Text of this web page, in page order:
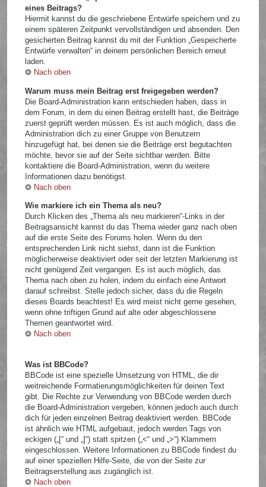
eines Beitrags?
Hiermit kannst du die geschriebene Entwürfe speichern und zu
einem späteren Zeitpunkt vervollständigen und absenden. Den
gesicherten Beitrag kannst du mit der Funktion „Gespeicherte
Entwürfe verwalten“ in deinem persönlichen Bereich erneut
laden.
Nach oben
Warum muss mein Beitrag erst freigegeben werden?
Die Board-Administration kann entschieden haben, dass in
dem Forum, in dem du einen Beitrag erstellt hast, die Beiträge
zuerst geprüft werden müssen. Es ist auch möglich, dass die
Administration dich zu einer Gruppe von Benutzern
hinzugefügt hat, bei denen sie die Beiträge erst begutachten
möchte, bevor sie auf der Seite sichtbar werden. Bitte
kontaktiere die Board-Administration, wenn du weitere
Informationen dazu benötigst.
Nach oben
Wie markiere ich ein Thema als neu?
Durch Klicken des „Thema als neu markieren“-Links in der
Beitragsansicht kannst du das Thema wieder ganz nach oben
auf die erste Seite des Forums holen. Wenn du den
entsprechenden Link nicht siehst, dann ist die Funktion
möglicherweise deaktiviert oder seit der letzten Markierung ist
nicht genügend Zeit vergangen. Es ist auch möglich, das
Thema nach oben zu holen, indem du einfach eine Antwort
darauf schreibst. Stelle jedoch sicher, dass du die Regeln
dieses Boards beachtest! Es wird meist nicht gerne gesehen,
wenn ohne triftigen Grund auf alte oder abgeschlossene
Themen geantwortet wird.
Nach oben
Was ist BBCode?
BBCode ist eine spezielle Umsetzung von HTML, die dir
weitreichende Formatierungsmöglichkeiten für deinen Text
gibt. Die Rechte zur Verwendung von BBCode werden durch
die Board-Administration vergeben, können jedoch auch durch
dich für jeden einzelnen Beitrag deaktiviert werden. BBCode
ist ähnlich wie HTML aufgebaut, jedoch werden Tags von
eckigen („[“ und „]“) statt spitzen („<“ und „>“) Klammern
eingeschlossen. Weitere Informationen zu BBCode findest du
auf einer speziellen Hilfe-Seite, die von der Seite zur
Beitragserstellung aus zugänglich ist.
Nach oben